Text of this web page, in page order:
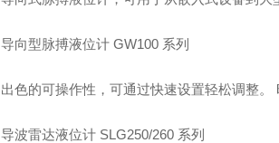
导向型脉搏液位计 GW100 系列
出色的可操作性，可通过快速设置轻松调整
导波雷达液位计 SLG250/260 系列